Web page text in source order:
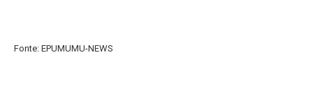
Fonte: EPUMUMU-NEWS